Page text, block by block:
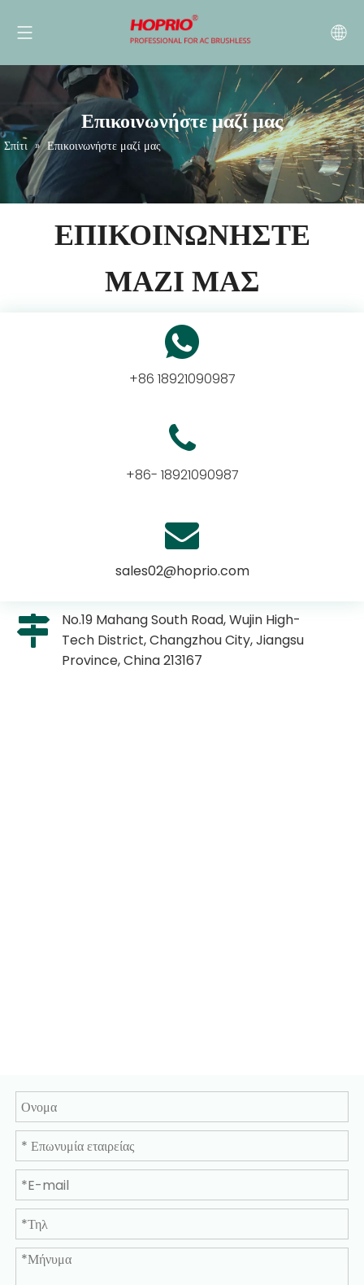
Επικοινωνήστε μαζί μας
Σπίτι » Επικοινωνήστε μαζί μας
ΕΠΙΚΟΙΝΩΝΗΣΤΕ
ΜΑΖΙ ΜΑΣ
+86 18921090987
+86- 18921090987
sales02@hoprio.com
No.19 Mahang South Road, Wujin High-
Tech District, Changzhou City, Jiangsu
Province, China 213167